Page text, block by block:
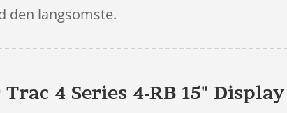
den langsomste.
Trac 4 Series 4-RB 15"